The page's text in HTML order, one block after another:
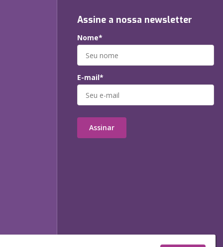
Assine a nossa newsletter
Nome*
E-mail*
Assinar